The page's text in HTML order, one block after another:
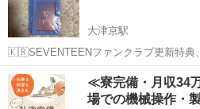
大津京駅
🇰🇷SEVENTEENファンクラブ更新特典
お渡し、コメダ珈琲大津皇子が丘店駐車
滋賀 大津市 大津京駅 テレビ
≪寮完備・月収34
場での機械操作・